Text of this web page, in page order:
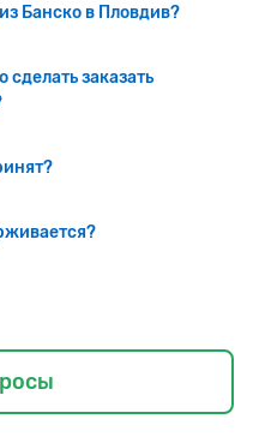
Банско в Пловдив?
заказать